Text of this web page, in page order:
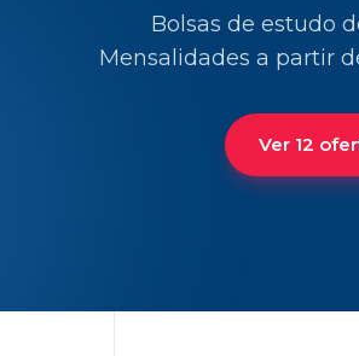
Bolsas de estudo
Mensalidades a partir
Ver 12